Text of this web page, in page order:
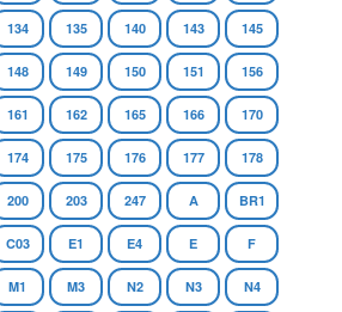
134 135 140 143 145
148 149 150 151 156
161 162 165 166 170
174 175 176 177 178
200 203 247 A BR1
C03 E1 E4 E F
M1 M3 N2 N3 N4